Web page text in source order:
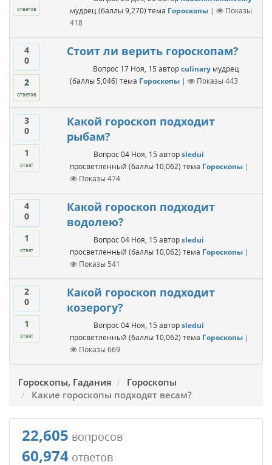
ответов
мудрец (баллы9,270) тема Гороскопы |
Показы
418
4
0
2
ответов
Стоит ли верить гороскопам?
Вопрос 17 Ноя, 15 авторculinary мудрец
(баллы5,046) тема Гороскопы | Показы443
3
0
1
ответ
Какой гороскоп подходит
рыбам?
Вопрос 04 Ноя, 15 авторsledui
просветленный (баллы 10,062) тема Гороскопы |
Показы474
4
0
1
ответ
Какой гороскоп подходит
водолею?
Вопрос 04 Ноя, 15 авторsledui
просветленный (баллы 10,062) тема Гороскопы |
Показы 541
2
0
1
ответ
Какой гороскоп подходит
козерогу?
Вопрос 04 Ноя, 15 авторsledui
просветленный (баллы 10,062) тема Гороскопы |
Показы669
Гороскопы, Гадания
Гороскопы
Какие гороскопы подходят весам?
22,605 вопросов
60,974 ответов